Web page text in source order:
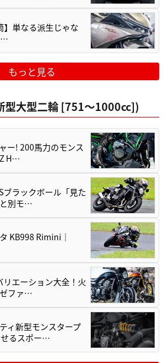
】単なる派生じゃな
もっと見る
型大型二輪 [751〜1000cc])
ー! 200馬力のモンス
H…
ブラックボール「見た
別モ…
KB998 Rimini｜
リエーション大全！火
ファ…
ィ新型モンスタープ
せるスポー…